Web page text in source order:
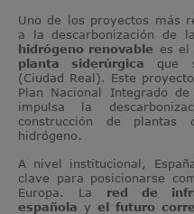
Uno de los proyectos más
a la descarbonización de
hidrógeno renovable es el
planta siderúrgica que
(Ciudad Real). Este
Plan Nacional Integrado
impulsa la
construcción de plantas
hidrógeno.
A nivel institucional,
clave para posicionarse
Europa. La red de
española yel futuro